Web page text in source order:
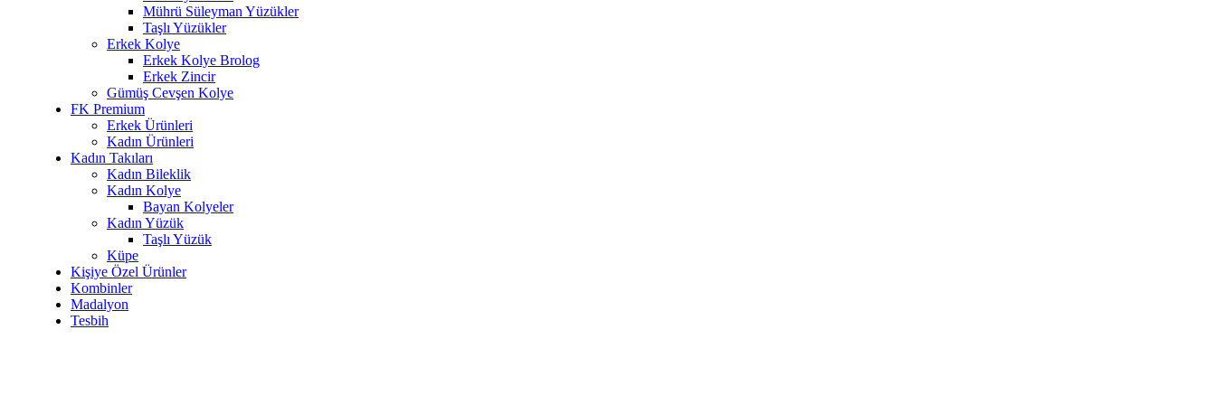
Mührü Süleyman Yüzükler
Taşlı Yüzükler
Erkek Kolye
Erkek Kolye Brolog
Erkek Zincir
Gümüş Cevşen Kolye
FK Premium
Erkek Ürünleri
Kadın Ürünleri
Kadın Takıları
Kadın Bileklik
Kadın Kolye
Bayan Kolyeler
Kadın Yüzük
Taşlı Yüzük
Küpe
Kişiye Özel Ürünler
Kombinler
Madalyon
Tesbih